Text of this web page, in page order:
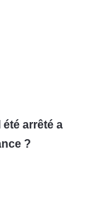
arrêté a
?